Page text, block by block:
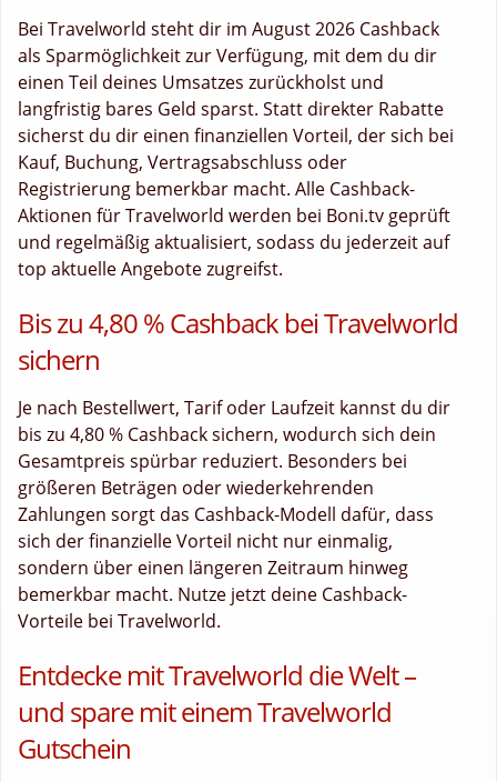
Bei Travelworld steht dir im August 2026 Cashback
als Sparmöglichkeit zur Verfügung, mit dem du dir
einen Teil deines Umsatzes zurückholst und
langfristig bares Geld sparst. Statt direkter Rabatte
sicherst du dir einen finanziellen Vorteil, der sich bei
Kauf, Buchung, Vertragsabschluss oder
Registrierung bemerkbar macht. Alle Cashback-
Aktionen für Travelworld werden bei Boni.tv geprüft
und regelmäßig aktualisiert, sodass du jederzeit auf
top aktuelle Angebote zugreifst.
Bis zu 4,80 % Cashback bei Travelworld
sichern
Je nach Bestellwert, Tarif oder Laufzeit kannst du dir
bis zu 4,80 % Cashback sichern, wodurch sich dein
Gesamtpreis spürbar reduziert. Besonders bei
größeren Beträgen oder wiederkehrenden
Zahlungen sorgt das Cashback-Modell dafür, dass
sich der finanzielle Vorteil nicht nur einmalig,
sondern über einen längeren Zeitraum hinweg
bemerkbar macht. Nutze jetzt deine Cashback-
Vorteile bei Travelworld.
Entdecke mit Travelworld die Welt –
und spare mit einem Travelworld
Gutschein